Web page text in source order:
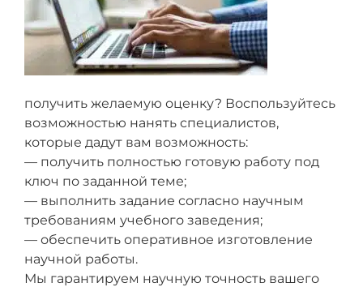
получить желаемую оценку? Воспользуйтесь
возможностью нанять специалистов,
которые дадут вам возможность:
— получить полностью готовую работу под
ключ по заданной теме;
— выполнить задание согласно научным
требованиям учебного заведения;
— обеспечить оперативное изготовление
научной работы.
Мы гарантируем научную точность вашего